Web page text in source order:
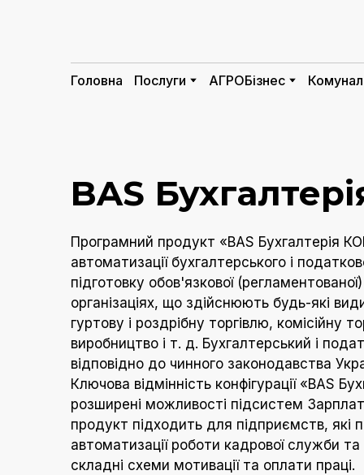
Головна Послуги АГРОБізнес
BAS
Програмний продукт «BAS Бухгалтерія
автоматизації бухгалтерського і
підготовку обов'язкової (регламентованої)
організаціях, що здійснюють будь-які
гуртову і роздрібну торгівлю, комісійну
виробництво і т. д. Бухгалтерський і
відповідно до чинного законодавства
Ключова відмінність конфігурації «BAS
розширені можливості підсистем
продукт підходить для підприємств, які
автоматизації роботи кадрової служби
складні схеми мотивації та оплати праці.